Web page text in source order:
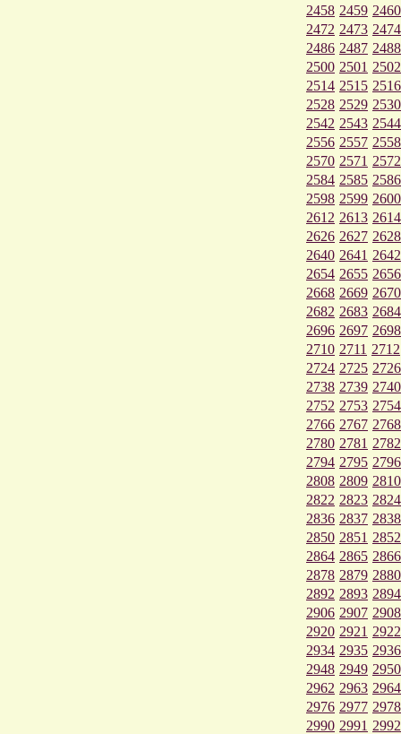
2458 2459 2460
2472 2473 2474
2486 2487 2488
2500 2501 2502
2514 2515 2516
2528 2529 2530
2542 2543 2544
2556 2557 2558
2570 2571 2572
2584 2585 2586
2598 2599 2600
2612 2613 2614
2626 2627 2628
2640 2641 2642
2654 2655 2656
2668 2669 2670
2682 2683 2684
2696 2697 2698
2710 2711 2712
2724 2725 2726
2738 2739 2740
2752 2753 2754
2766 2767 2768
2780 2781 2782
2794 2795 2796
2808 2809 2810
2822 2823 2824
2836 2837 2838
2850 2851 2852
2864 2865 2866
2878 2879 2880
2892 2893 2894
2906 2907 2908
2920 2921 2922
2934 2935 2936
2948 2949 2950
2962 2963 2964
2976 2977 2978
2990 2991 2992